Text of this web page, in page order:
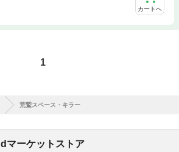
カートへ
1
荒鷲スペース・キラー
dマーケットストア